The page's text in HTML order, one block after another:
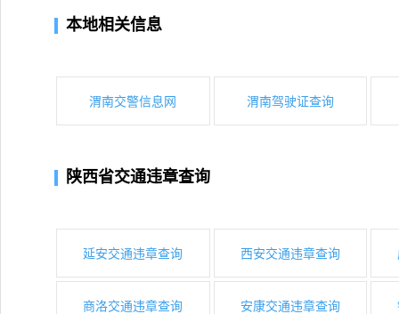
本地相关信息
渭南交警信息网 渭南驾驶证查询
陕西省交通违章查询
延安交通违章查询 西安交通违章查询
商洛交通违章查询 安康交通违章查询